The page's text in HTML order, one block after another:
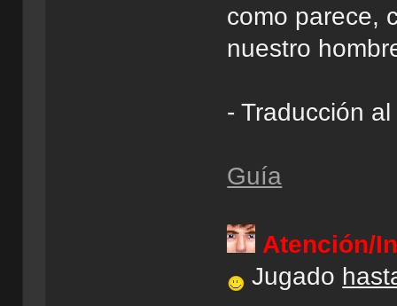
como parece,
nuestro
- Traducción
Guía
Atención/
Jugado